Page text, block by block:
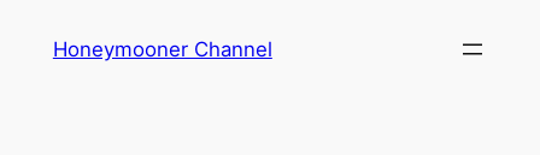
Honeymooner Channel